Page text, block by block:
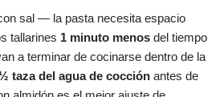
sal — la pasta necesita espacio
tallarines 1 minuto menos del tiempo
a terminar de cocinarse dentro de la
taza del agua de cocción antes de